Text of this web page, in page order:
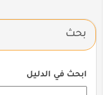
بحث
ابحث في الدليل